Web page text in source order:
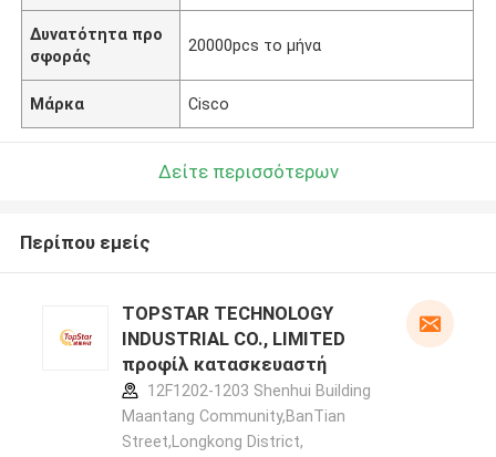
Δυνατότητα προ
σφοράς
20000pcs το μήνα
Μάρκα Cisco
Δείτε περισσότερων
Περίπου εμείς
TOPSTAR TECHNOLOGY
INDUSTRIAL CO., LIMITED
προφίλ κατασκευαστή
12F1202-1203 Shenhui Building
Maantang Community,BanTian
Street,Longkong District,